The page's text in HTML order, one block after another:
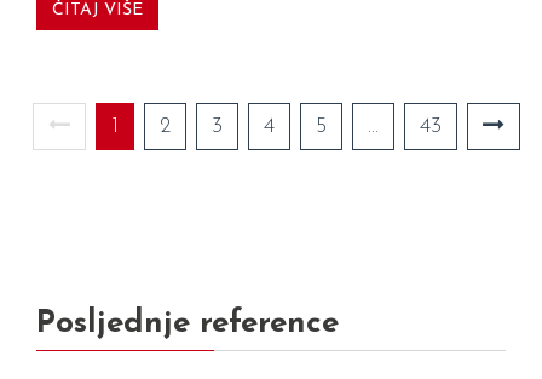
ČITAJ VIŠE
1 2 3 4 5 ... 43
Posljednje reference